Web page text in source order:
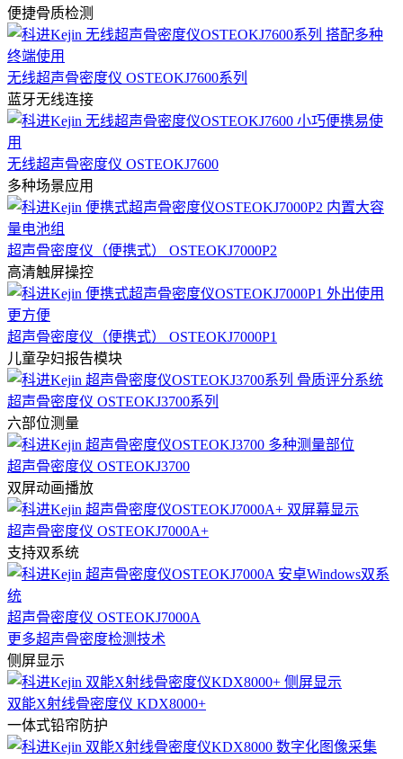
便捷骨质检测
无线超声骨密度仪 OSTEOKJ7600系列
蓝牙无线连接
无线超声骨密度仪 OSTEOKJ7600
多种场景应用
超声骨密度仪（便携式） OSTEOKJ7000P2
高清触屏操控
超声骨密度仪（便携式） OSTEOKJ7000P1
儿童孕妇报告模块
超声骨密度仪 OSTEOKJ3700系列
六部位测量
超声骨密度仪 OSTEOKJ3700
双屏动画播放
超声骨密度仪 OSTEOKJ7000A+
支持双系统
超声骨密度仪 OSTEOKJ7000A
更多超声骨密度检测技术
侧屏显示
双能X射线骨密度仪 KDX8000+
一体式铅帘防护